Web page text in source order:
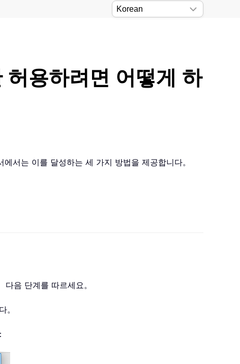
용하려면 어떻게 하
서는 이를 달성하는 세 가지 방법을 제공합니다。
음 단계를 따르세요。
。